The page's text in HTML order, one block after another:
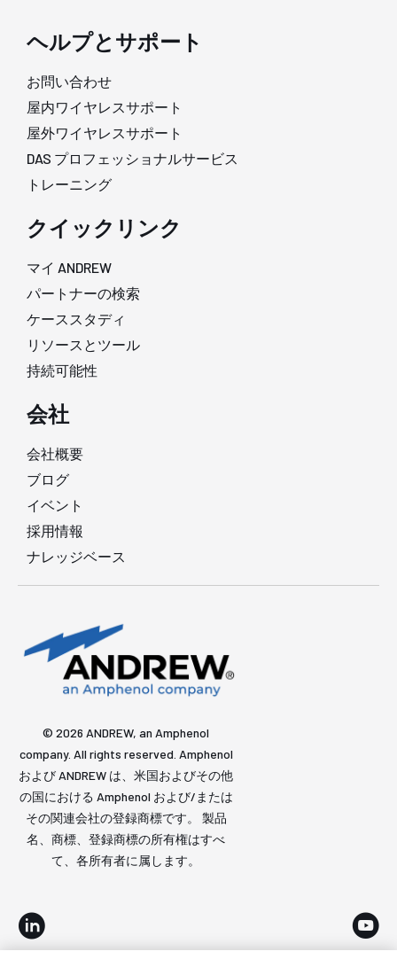
ヘルプとサポート
お問い合わせ
屋内ワイヤレスサポート
屋外ワイヤレスサポート
DAS プロフェッショナルサービス
トレーニング
クイックリンク
マイ ANDREW
パートナーの検索
ケーススタディ
リソースとツール
持続可能性
会社
会社概要
ブログ
イベント
採用情報
ナレッジベース
© 2026 ANDREW, an Amphenol
company. All rights reserved. Amphenol
および ANDREW は、米国およびその他
の国における Amphenol および/または
その関連会社の登録商標です。 製品
名、商標、登録商標の所有権はすべ
て、各所有者に属します。